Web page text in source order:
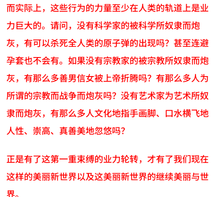
而实际上，这些行为的力量至少在人类的轨道上是业
力巨大的。请问，没有科学家的被科学所奴隶而炮
灰，有可以杀死全人类的原子弹的出现吗？甚至连避
孕套也不会有。如果没有宗教家的被宗教所奴隶而炮
灰，有那么多善男信女被上帝折腾吗？有那么多人为
所谓的宗教而战争而炮灰吗？没有艺术家为艺术所奴
隶而炮灰，有那么多人文化地指手画脚、口水横飞地
人性、崇高、真善美地忽悠吗？
正是有了这第一重束缚的业力轮转，才有了我们现在
这样的美丽新世界以及这美丽新世界的继续美丽与世
界。